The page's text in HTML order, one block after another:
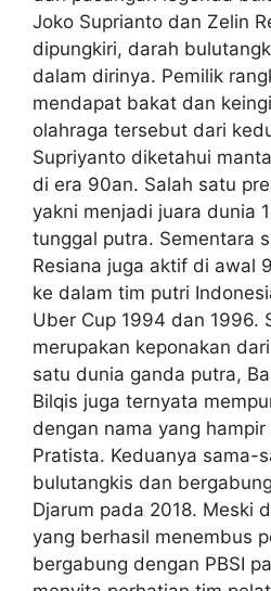
Joko Suprianto dan Zelin
dipungkiri, darah
dalam dirinya. Pemilik
mendapat bakat dan
olahraga tersebut dari
Supriyanto diketahui
di era 90an. Salah satu
yakni menjadi juara dunia
tunggal putra. Sementara
Resiana juga aktif di awal
ke dalam tim putri
Uber Cup 1994 dan 1996.
merupakan keponakan
satu dunia ganda putra,
Bilqis juga ternyata
dengan nama yang
Pratista. Keduanya sama-
bulutangkis dan
Djarum pada 2018. Meski
yang berhasil menembus
bergabung dengan PBSI